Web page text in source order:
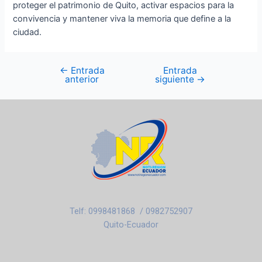
proteger el patrimonio de Quito, activar espacios para la
convivencia y mantener viva la memoria que define a la
ciudad.
← Entrada
anterior
Entrada
siguiente →
Telf: 0998481868 / 0982752907
Quito-Ecuador